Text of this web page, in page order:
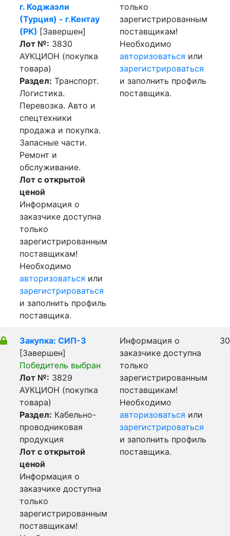
г. Коджаэли
(Турция) - г.Кентау
(РК) [Завершен]
Лот №: 3830
АУКЦИОН (покупка
товара)
Раздел: Транспорт.
Логистика.
Перевозка. Авто и
спецтехники
продажа и покупка.
Запасные части.
Ремонт и
обслуживание.
Лот с открытой
ценой
Информация о
заказчике доступна
только
зарегистрированным
поставщикам!
Необходимо
авторизоваться или
зарегистрироваться
и заполнить профиль
поставщика.
только
зарегистрированным
поставщикам!
Необходимо
авторизоваться или
зарегистрироваться
и заполнить профиль
поставщика.
Закупка: СИП-3
[Завершен]
Победитель выбран
Лот №: 3829
АУКЦИОН (покупка
товара)
Раздел: Кабельно-
проводниковая
продукция
Лот с открытой
ценой
Информация о
заказчике доступна
только
зарегистрированным
поставщикам!
Информация о
заказчике доступна
только
зарегистрированным
поставщикам!
Необходимо
авторизоваться или
зарегистрироваться
и заполнить профиль
поставщика.